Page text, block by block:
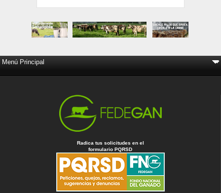
Radica tus solicitudes en el
formulario PQRSD